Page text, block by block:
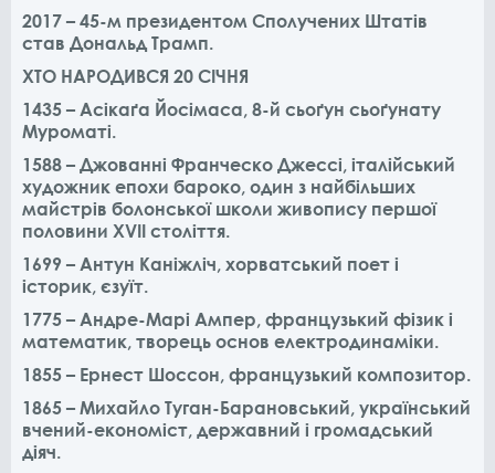
2017 – 45-м президентом Сполучених Штатів
став Дональд Трамп.
ХТО НАРОДИВСЯ 20 СІЧНЯ
1435 – Асікаґа Йосімаса, 8-й сьоґун сьоґунату
Муроматі.
1588 – Джованні Франческо Джессі, італійський
художник епохи бароко, один з найбільших
майстрів болонської школи живопису першої
половини XVII століття.
1699 – Антун Каніжліч, хорватський поет і
історик, єзуїт.
1775 – Андре-Марі Ампер, французький фізик і
математик, творець основ електродинаміки.
1855 – Ернест Шоссон, французький композитор.
1865 – Михайло Туган-Барановський, український
вчений-економіст, державний і громадський
діяч.